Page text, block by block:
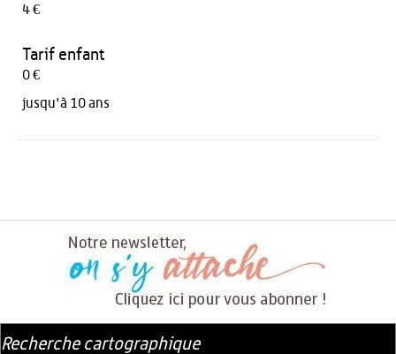
4 €
Tarif enfant
0 €
jusqu'à 10 ans
Recherche cartographique